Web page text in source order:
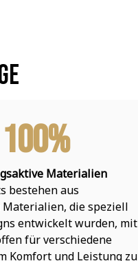
100%
Materialien
bestehen aus
die speziell
entwickelt wurden, mit
für verschiedene
Komfort und Leistung zu